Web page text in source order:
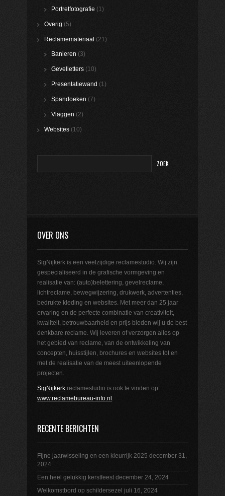
Portretfotografie (1)
Overig (5)
Reclamemateriaal (21)
Banieren (3)
Gevelletters (10)
Presentatiewand (1)
Spandoeken (7)
Vlaggen (2)
Websites (10)
OVER ONS
SigNijkerk is een veelzijdige reclamestudio. Wij zijn
gespecialiseerd in de grafische vormgeving en
realisatie van: (auto)belettering, gevelreclame,
lichtreclame, bewegwijzering, drukwerk, advertenties,
bedrukte kleding en websites. Met meer dan 25 jaar
ervaring en de perfecte combinatie van creativiteit,
kwaliteit, betrouwbaarheid en prijs bieden wij u de best
denkbare reclame. Wij leveren of verzorgen alles op
het gebied van reclame, van de ontwikkeling van
concepten, huisstijlen, brochures en websites tot en
met de realisatie van de meest uiteenlopende
projecten.
SigNijkerk reclamestudio is ook te vinden op
www.reclamebureau-info.nl
RECENTE BERICHTEN
Fijne jaarwisseling en een kleurrijk 2025 december 31,
2024
Een heel gelukkig kerstfeest december 24, 2024
Welkomstbord op schildersezel juli 16, 2024